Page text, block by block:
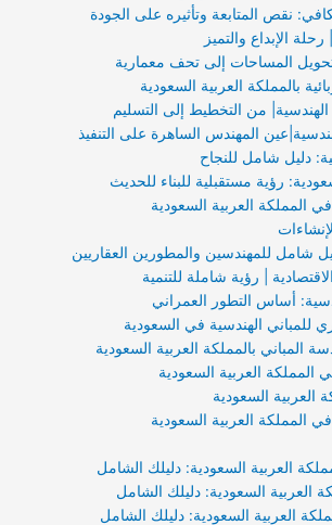
نقص المتابعة وتأثيره على الجودة
الإبداع والتميز
المساحات إلى تحف معمارية
بالمملكة العربية السعودية
من التخطيط إلى التسليم
المهندس الساهرة على التنفيذ
دليل شامل للنجاح
رؤية مستقبلية للبناء للحديث
المملكة العربية السعودية
شامل للمهندسين والمطورين العقاريين
| رؤية شاملة للتنمية
أساس التطور العمراني
للمباني الهندسية في السعودية
المباني بالمملكة العربية السعودية
العربية السعودية
العربية السعودية
المملكة العربية السعودية
العربية السعودية: دليلك الشامل
العربية السعودية: دليلك الشامل
العربية السعودية: دليلك الشامل